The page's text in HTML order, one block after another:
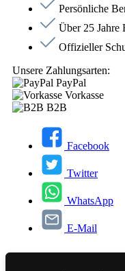
Persönliche
Über 25 Jahre
Offizieller
Unsere Zahlungsarten:
PayPal
Vorkasse
B2B
Facebook
Twitter
WhatsApp
E-Mail